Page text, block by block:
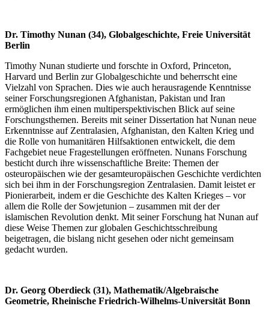
Dr. Timothy Nunan (34), Globalgeschichte, Freie Universität
Berlin
Timothy Nunan studierte und forschte in Oxford, Princeton,
Harvard und Berlin zur Globalgeschichte und beherrscht eine
Vielzahl von Sprachen. Dies wie auch herausragende Kenntnisse
seiner Forschungsregionen Afghanistan, Pakistan und Iran
ermöglichen ihm einen multiperspektivischen Blick auf seine
Forschungsthemen. Bereits mit seiner Dissertation hat Nunan neue
Erkenntnisse auf Zentralasien, Afghanistan, den Kalten Krieg und
die Rolle von humanitären Hilfsaktionen entwickelt, die dem
Fachgebiet neue Fragestellungen eröffneten. Nunans Forschung
besticht durch ihre wissenschaftliche Breite: Themen der
osteuropäischen wie der gesamteuropäischen Geschichte verdichten
sich bei ihm in der Forschungsregion Zentralasien. Damit leistet er
Pionierarbeit, indem er die Geschichte des Kalten Krieges – vor
allem die Rolle der Sowjetunion – zusammen mit der der
islamischen Revolution denkt. Mit seiner Forschung hat Nunan auf
diese Weise Themen zur globalen Geschichtsschreibung
beigetragen, die bislang nicht gesehen oder nicht gemeinsam
gedacht wurden.
Dr. Georg Oberdieck (31), Mathematik/Algebraische
Geometrie, Rheinische Friedrich-Wilhelms-Universität Bonn